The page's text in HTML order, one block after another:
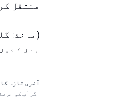
منتقل
(ماخذ:
بارے
آخری تازہ
اگر آپ کو اس